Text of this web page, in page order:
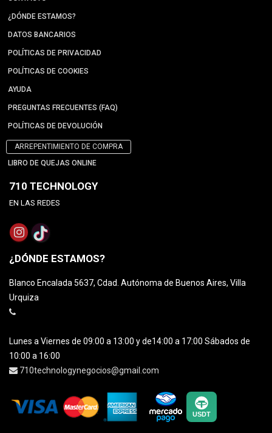
¿DÓNDE ESTAMOS?
DATOS BANCARIOS
POLÍTICAS DE PRIVACIDAD
POLÍTICAS DE COOKIES
AYUDA
PREGUNTAS FRECUENTES (FAQ)
POLÍTICAS DE DEVOLUCIÓN
ARREPENTIMIENTO DE COMPRA
LIBRO DE QUEJAS ONLINE
710 TECHNOLOGY
EN LAS REDES
¿DÓNDE ESTAMOS?
Blanco Encalada 5637, Cdad. Autónoma de Buenos Aires, Villa
Urquiza
Lunes a Viernes de 09:00 a 13:00 y de14:00 a 17:00 Sábados de
10:00 a 16:00
710technologynegocios@gmail.com